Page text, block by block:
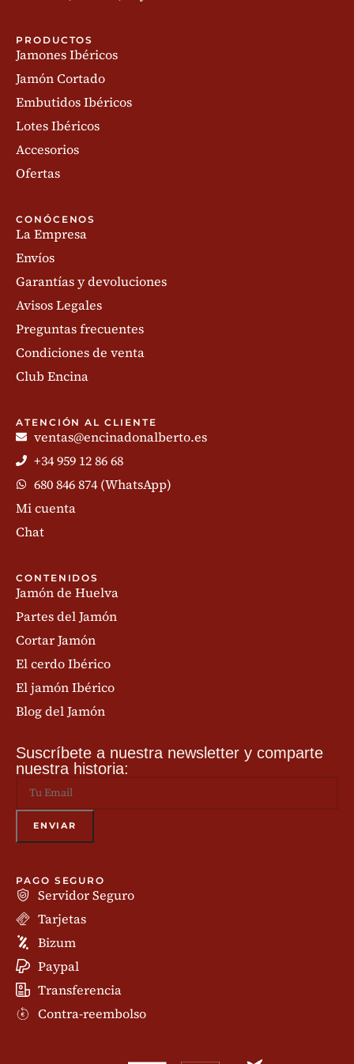
PRODUCTOS
Jamones Ibéricos
Jamón Cortado
Embutidos Ibéricos
Lotes Ibéricos
Accesorios
Ofertas
CONÓCENOS
La Empresa
Envíos
Garantías y devoluciones
Avisos Legales
Preguntas frecuentes
Condiciones de venta
Club Encina
ATENCIÓN AL CLIENTE
ventas@encinadonalberto.es
+34 959 12 86 68
680 846 874 (WhatsApp)
Mi cuenta
Chat
CONTENIDOS
Jamón de Huelva
Partes del Jamón
Cortar Jamón
El cerdo Ibérico
El jamón Ibérico
Blog del Jamón
Suscríbete a nuestra newsletter y comparte
nuestra historia:
PAGO SEGURO
Servidor Seguro
Tarjetas
Bizum
Paypal
Transferencia
Contra-reembolso